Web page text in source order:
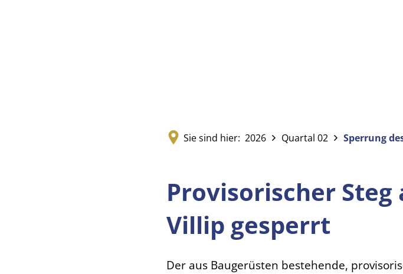
Sie sind hier: 2026 Quartal 02 Sperrung
Provisorischer
Villip gesperrt
Der aus Baugerüsten bestehende,